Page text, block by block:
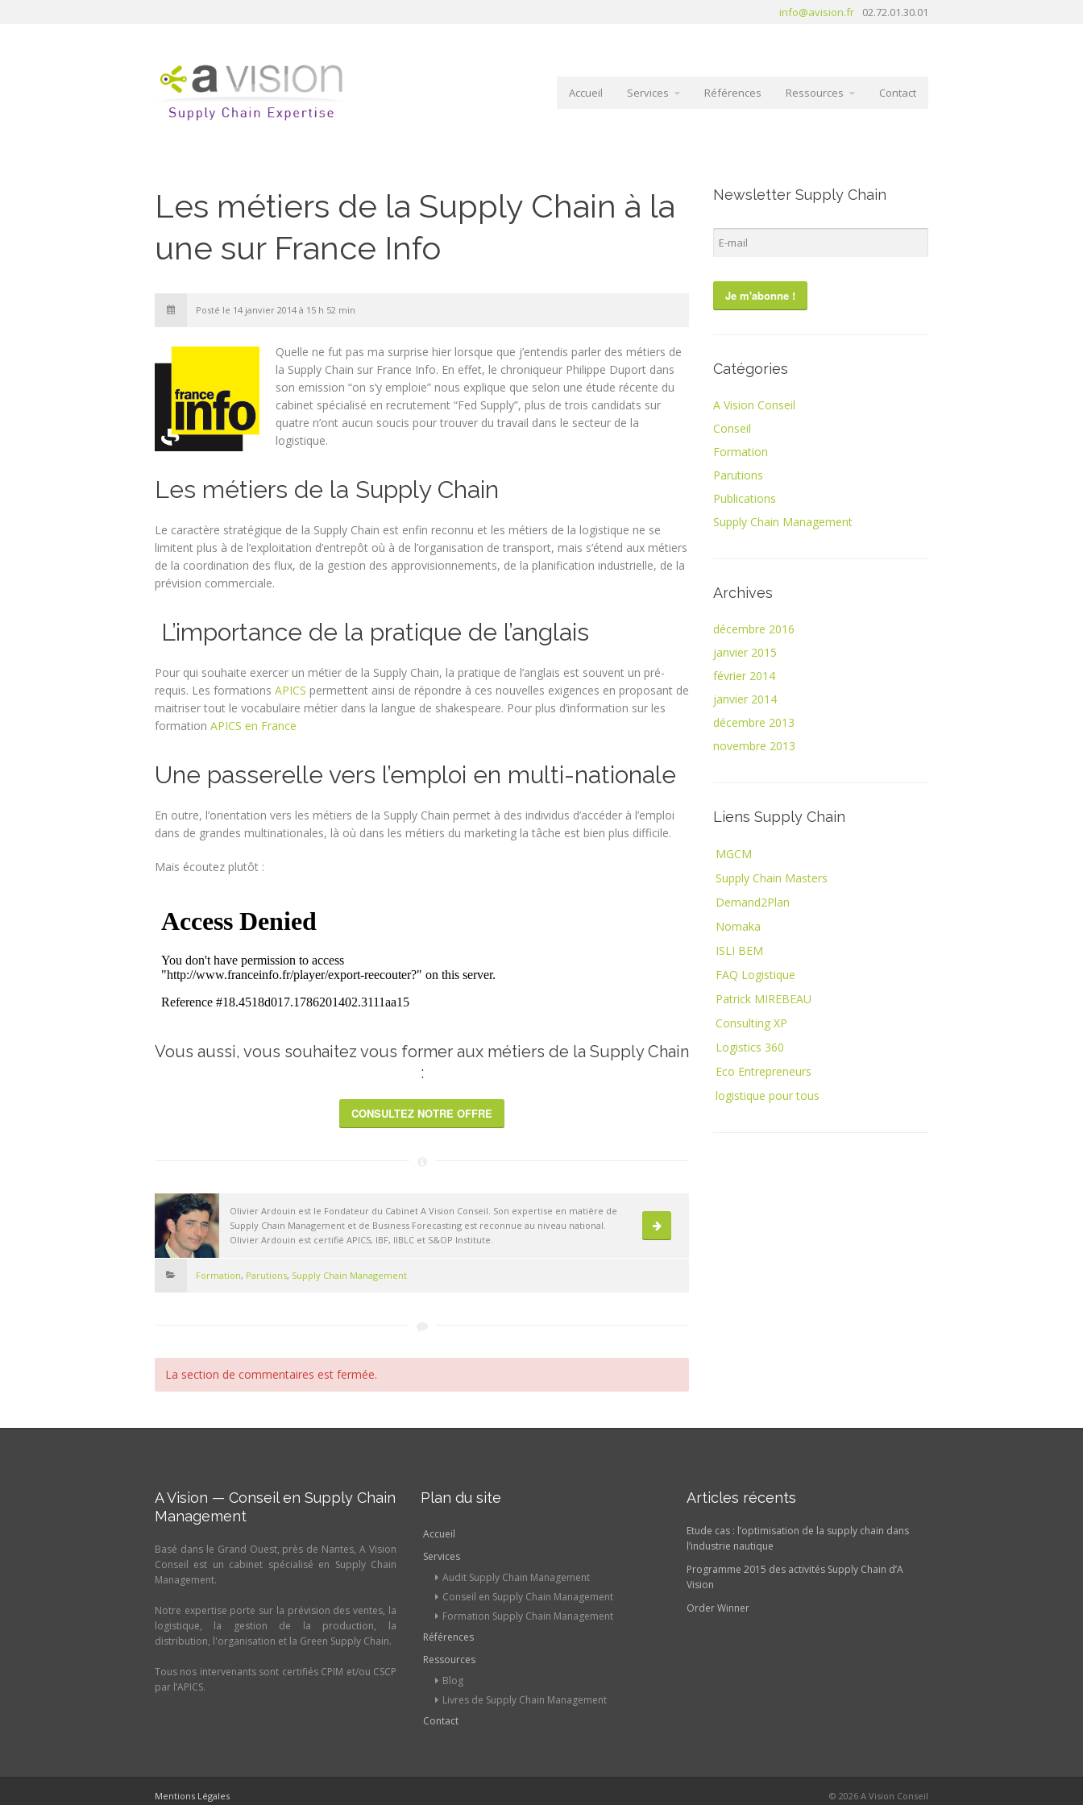
info@avision.fr 02.72.01.30.01
Accueil Services Références Ressources Contact
Les métiers de la Supply Chain à la
une sur France Info
Posté le 14 janvier 2014 à 15 h 52 min
Quelle ne fut pas ma surprise hier lorsque que j’entendis parler des métiers de
la Supply Chain sur France Info. En effet, le chroniqueur Philippe Duport dans
son emission “on s’y emploie” nous explique que selon une étude récente du
cabinet spécialisé en recrutement “Fed Supply”, plus de trois candidats sur
quatre n’ont aucun soucis pour trouver du travail dans le secteur de la
logistique.
Les métiers de la Supply Chain
Le caractère stratégique de la Supply Chain est enfin reconnu et les métiers de la logistique ne se
limitent plus à de l’exploitation d’entrepôt où à de l’organisation de transport, mais s’étend aux métiers
de la coordination des flux, de la gestion des approvisionnements, de la planification industrielle, de la
prévision commerciale.
L’importance de la pratique de l’anglais
Pour qui souhaite exercer un métier de la Supply Chain, la pratique de l’anglais est souvent un pré-
requis. Les formations APICS permettent ainsi de répondre à ces nouvelles exigences en proposant de
maitriser tout le vocabulaire métier dans la langue de shakespeare. Pour plus d’information sur les
formation APICS en France
Une passerelle vers l’emploi en multi-nationale
En outre, l’orientation vers les métiers de la Supply Chain permet à des individus d’accéder à l’emploi
dans de grandes multinationales, là où dans les métiers du marketing la tâche est bien plus difficile.
Mais écoutez plutôt :
Vous aussi, vous souhaitez vous former aux métiers de la Supply Chain
:
CONSULTEZ NOTRE OFFRE
Olivier Ardouin est le Fondateur du Cabinet A Vision Conseil. Son expertise en matière de
Supply Chain Management et de Business Forecasting est reconnue au niveau national.
Olivier Ardouin est certifié APICS, IBF, IIBLC et S&OP Institute.
Formation, Parutions, Supply Chain Management
La section de commentaires est fermée.
Newsletter Supply Chain
Catégories
A Vision Conseil
Conseil
Formation
Parutions
Publications
Supply Chain Management
Archives
décembre 2016
janvier 2015
février 2014
janvier 2014
décembre 2013
novembre 2013
Liens Supply Chain
MGCM
Supply Chain Masters
Demand2Plan
Nomaka
ISLI BEM
FAQ Logistique
Patrick MIREBEAU
Consulting XP
Logistics 360
Eco Entrepreneurs
logistique pour tous
A Vision — Conseil en Supply Chain
Management
Basé dans le Grand Ouest, près de Nantes, A Vision
Conseil est un cabinet spécialisé en Supply Chain
Management.
Notre expertise porte sur la prévision des ventes, la
logistique, la gestion de la production, la
distribution, l'organisation et la Green Supply Chain.
Tous nos intervenants sont certifiés CPIM et/ou CSCP
par l’APICS.
Plan du site
Accueil
Services
Audit Supply Chain Management
Conseil en Supply Chain Management
Formation Supply Chain Management
Références
Ressources
Blog
Livres de Supply Chain Management
Contact
Articles récents
Etude cas : l’optimisation de la supply chain dans
l’industrie nautique
Programme 2015 des activités Supply Chain d’A
Vision
Order Winner
Mentions Légales © 2026 A Vision Conseil